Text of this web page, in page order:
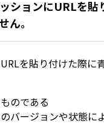
ッションにURLを貼
ん。
を貼り付けた際に
のである
バージョンや状態に